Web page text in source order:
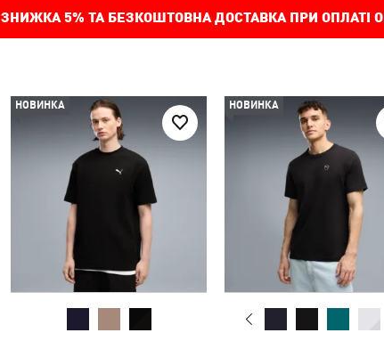
ЗНИЖКА 5% ТА БЕЗКОШТОВНА ДОСТАВКА ПРИ ОПЛАТІ
НОВИНКА НОВИНКА